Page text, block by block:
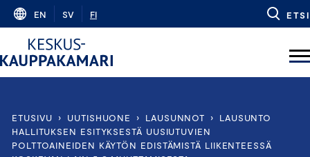
Skip
content
EN SV FI ETSI
ETUSIVU › UUTISHUONE › LAUSUNNOT ›
LAUSUNTO
HALLITUKSEN ESITYKSESTÄ UUSIUTUVIEN
POLTTOAINEIDEN KÄYTÖN EDISTÄMISTÄ LIIKENTEESSÄ